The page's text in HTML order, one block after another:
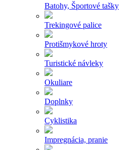
Batohy, Športové tašky
Trekingové palice
Protišmykové hroty
Turistické návleky
Okuliare
Doplnky
Cyklistika
Impregnácia, pranie